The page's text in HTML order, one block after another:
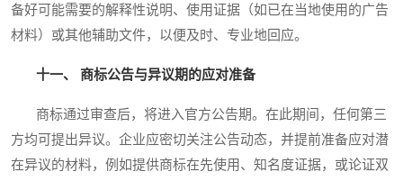
备好可能需要的解释性说明、使用证据（如已在当地使用的广告
材料）或其他辅助文件，以便及时、专业地回应。
十一、 商标公告与异议期的应对准备
商标通过审查后，将进入官方公告期。在此期间，任何第三
方均可提出异议。企业应密切关注公告动态，并提前准备应对潜
在异议的材料，例如提供商标在先使用、知名度证据，或论证双